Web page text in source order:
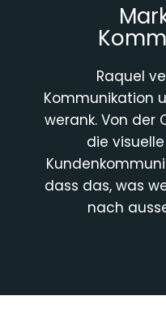
Raquel
Kommunikation
werank. Von der
die
dass das, was
nach